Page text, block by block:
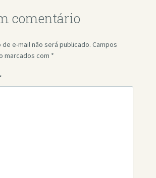
comentário
e-mail não será publicado. Campos
marcados com *
*